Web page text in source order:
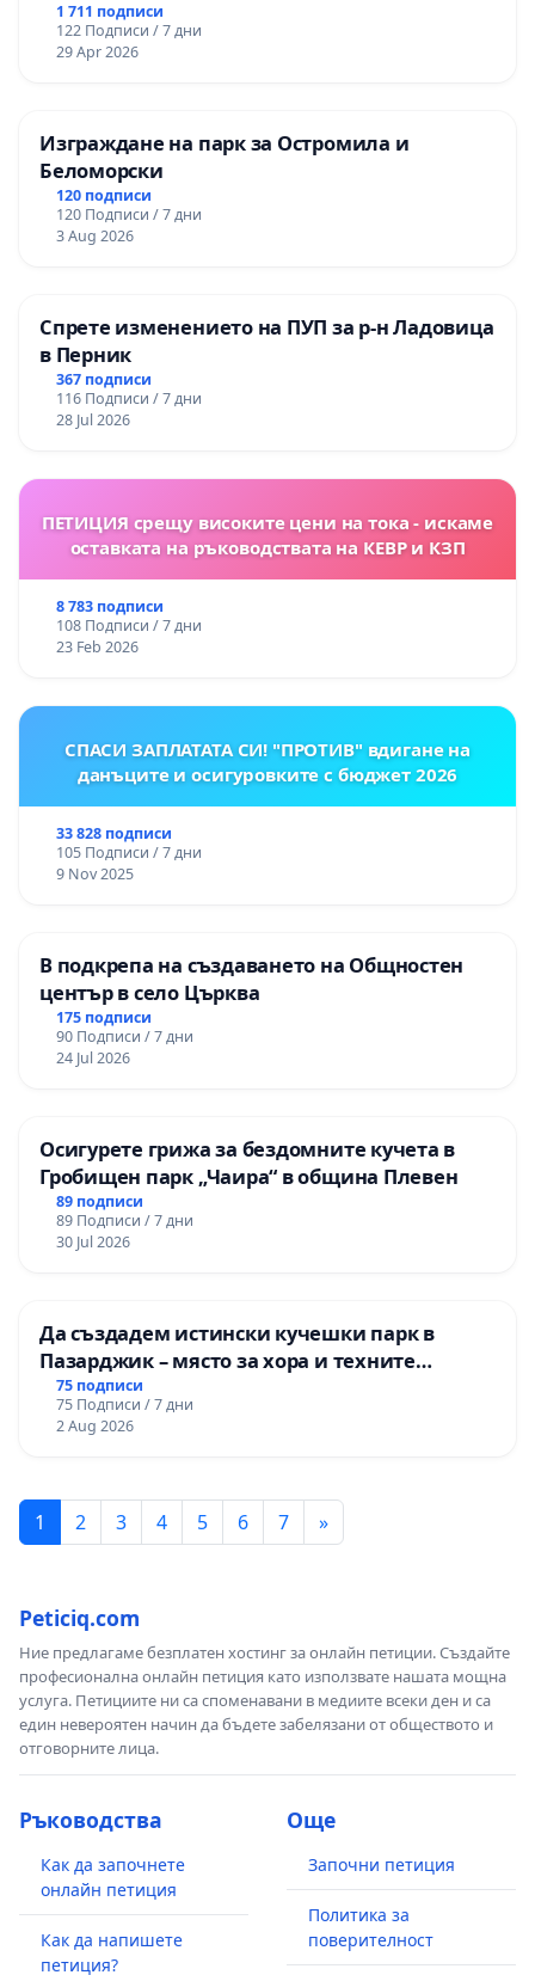
1 711 подписи
122 Подписи / 7 дни
29 Apr 2026
Изграждане на парк за Остромила и
Беломорски
120 подписи
120 Подписи / 7 дни
3 Aug 2026
Спрете изменението на ПУП за р-н Ладовица
в Перник
367 подписи
116 Подписи / 7 дни
28 Jul 2026
ПЕТИЦИЯ срещу високите цени на тока - искаме
оставката на ръководствата на КЕВР и КЗП
8 783 подписи
108 Подписи / 7 дни
23 Feb 2026
СПАСИ ЗАПЛАТАТА СИ! "ПРОТИВ" вдигане на
данъците и осигуровките с бюджет 2026
33 828 подписи
105 Подписи / 7 дни
9 Nov 2025
В подкрепа на създаването на Общностен
център в село Църква
175 подписи
90 Подписи / 7 дни
24 Jul 2026
Осигурете грижа за бездомните кучета в
Гробищен парк „Чаира“ в община Плевен
89 подписи
89 Подписи / 7 дни
30 Jul 2026
Да създадем истински кучешки парк в
Пазарджик – място за хора и техните
любимци
75 подписи
75 Подписи / 7 дни
2 Aug 2026
1 2 3 4 5 6 7 »
Peticiq.com
Ние предлагаме безплатен хостинг за онлайн петиции. Създайте
професионална онлайн петиция като използвате нашата мощна
услуга. Петициите ни са споменавани в медиите всеки ден и са
един невероятен начин да бъдете забелязани от обществото и
отговорните лица.
Ръководства
Как да започнете
онлайн петиция
Как да напишете
петиция?
Още
Започни петиция
Политика за
поверителност